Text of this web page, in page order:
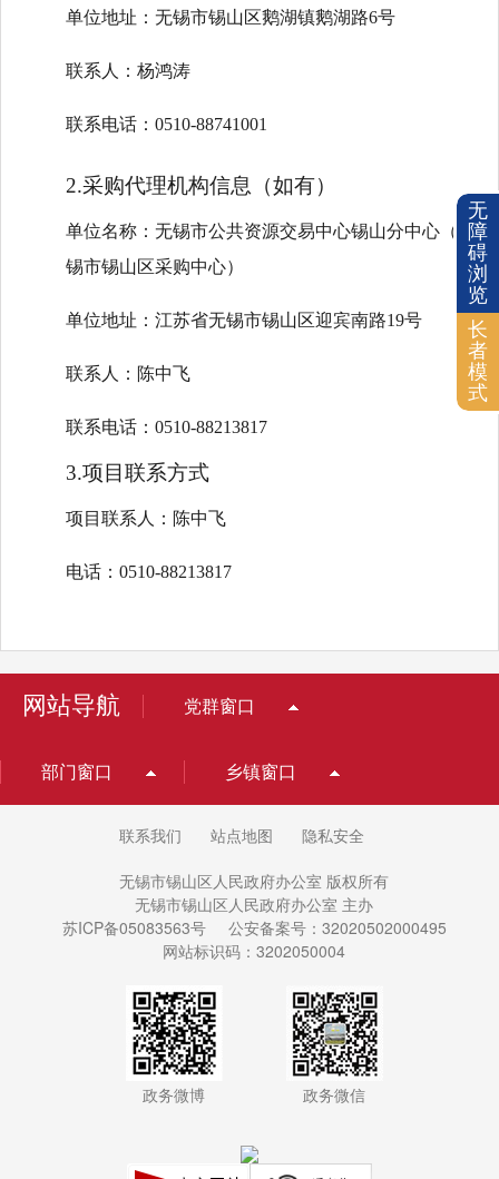
单位地址：无锡市锡山区鹅湖镇鹅湖路6号
联系人：杨鸿涛
联系电话：0510-88741001
2.采购代理机构信息（如有）
单位名称：无锡市公共资源交易中心锡山分中心（无
锡市锡山区采购中心）
单位地址：江苏省无锡市锡山区迎宾南路19号
联系人：陈中飞
联系电话：0510-88213817
3.项目联系方式
项目联系人：陈中飞
电话：0510-88213817
网站导航 党群窗口
部门窗口 乡镇窗口
联系我们 站点地图 隐私安全
无锡市锡山区人民政府办公室 版权所有
无锡市锡山区人民政府办公室 主办
苏ICP备05083563号
公安备案号：32020502000495
网站标识码：3202050004
政务微博 政务微信
无
障
碍
浏
览
长
者
模
式